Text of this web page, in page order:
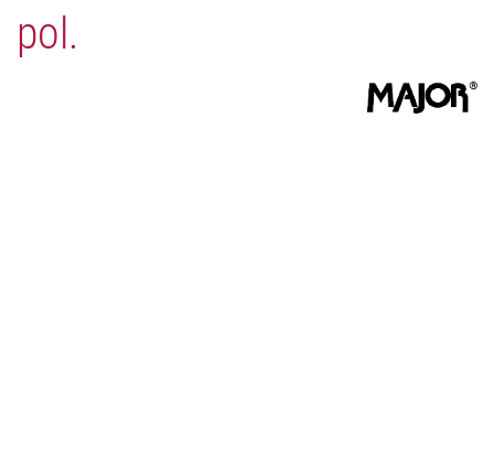
pol.